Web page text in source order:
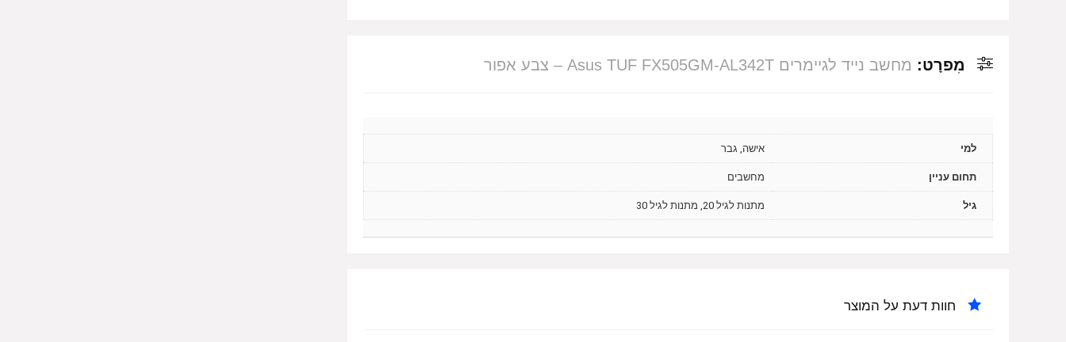
מִפרָט: מחשב נייד לגיימרים Asus TUF FX505GM-AL342T – צבע אפור
למי אישה, גבר
תחום עניין מחשבים
גיל מתנות לגיל 20, מתנות לגיל 30
חוות דעת על המוצר